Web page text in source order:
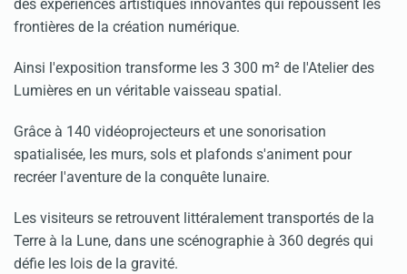
des expériences artistiques innovantes qui repoussent les
frontières de la création numérique.
Ainsi l'exposition transforme les 3 300 m² de l'Atelier des
Lumières en un véritable vaisseau spatial.
Grâce à 140 vidéoprojecteurs et une sonorisation
spatialisée, les murs, sols et plafonds s'animent pour
recréer l'aventure de la conquête lunaire.
Les visiteurs se retrouvent littéralement transportés de la
Terre à la Lune, dans une scénographie à 360 degrés qui
défie les lois de la gravité.